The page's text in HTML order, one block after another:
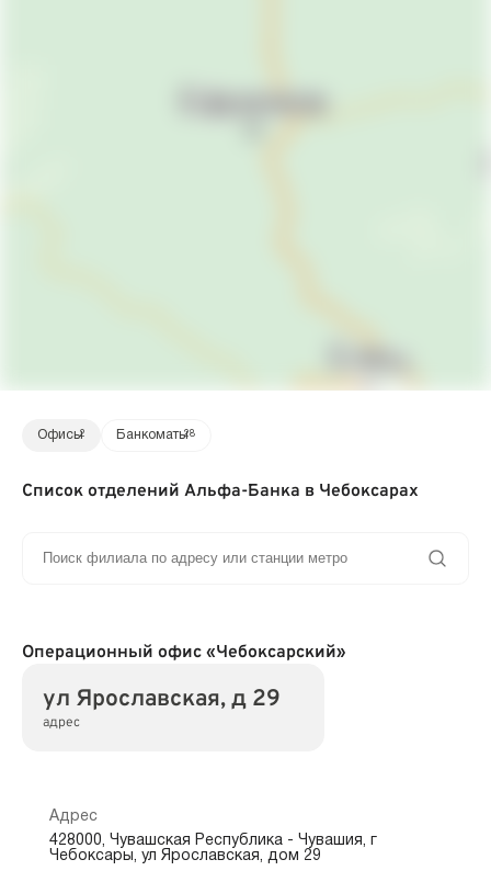
Офисы2 Банкоматы28
Список отделений Альфа-Банка в Чебоксарах
Операционный офис «Чебоксарский»
ул Ярославская, д 29
адрес
Адрес
428000, Чувашская Республика - Чувашия, г
Чебоксары, ул Ярославская, дом 29